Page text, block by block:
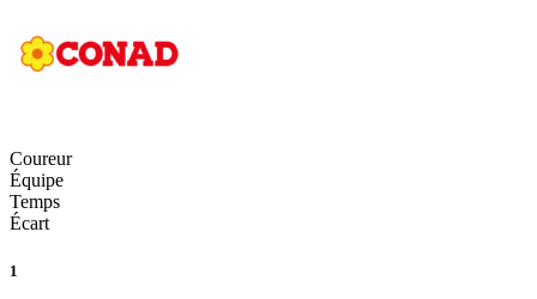
Coureur
Équipe
Temps
Écart
1